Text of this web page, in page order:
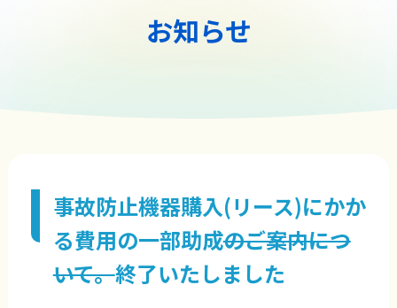
お知らせ
事故防止機器購入(リース)にかか
る費用の一部助成のご案内につ
いて。終了いたしました